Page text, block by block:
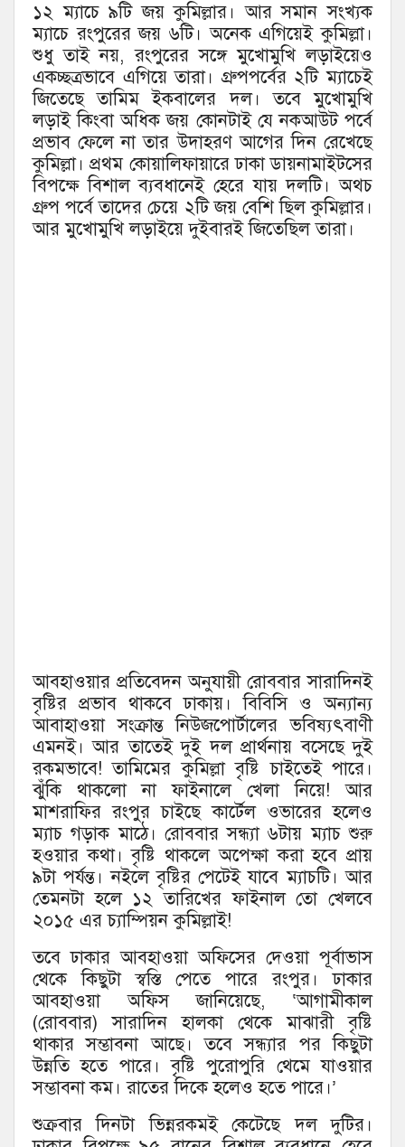
১২ ম্যাচে ৯টি জয় কুমিল্লার। আর সমান সংখ্যক
ম্যাচে রংপুরের জয় ৬টি। অনেক এগিয়েই কুমিল্লা।
শুধু তাই নয়, রংপুরের সঙ্গে মুখোমুখি লড়াইয়েও
একচ্ছত্রভাবে এগিয়ে তারা। গ্রুপপর্বের ২টি ম্যাচেই
জিতেছে তামিম ইকবালের দল। তবে মুখোমুখি
লড়াই কিংবা অধিক জয় কোনটাই যে নকআউট পর্বে
প্রভাব ফেলে না তার উদাহরণ আগের দিন রেখেছে
কুমিল্লা। প্রথম কোয়ালিফায়ারে ঢাকা ডায়নামাইটসের
বিপক্ষে বিশাল ব্যবধানেই হেরে যায় দলটি। অথচ
গ্রুপ পর্বে তাদের চেয়ে ২টি জয় বেশি ছিল কুমিল্লার।
আর মুখোমুখি লড়াইয়ে দুইবারই জিতেছিল তারা।
আবহাওয়ার প্রতিবেদন অনুযায়ী রোববার সারাদিনই
বৃষ্টির প্রভাব থাকবে ঢাকায়। বিবিসি ও অন্যান্য
আবাহাওয়া সংক্রান্ত নিউজপোর্টালের ভবিষ্যৎবাণী
এমনই। আর তাতেই দুই দল প্রার্থনায় বসেছে দুই
রকমভাবে! তামিমের কুমিল্লা বৃষ্টি চাইতেই পারে।
ঝুঁকি থাকলো না ফাইনালে খেলা নিয়ে! আর
মাশরাফির রংপুর চাইছে কার্টেল ওভারের হলেও
ম্যাচ গড়াক মাঠে। রোববার সন্ধ্যা ৬টায় ম্যাচ শুরু
হওয়ার কথা। বৃষ্টি থাকলে অপেক্ষা করা হবে প্রায়
৯টা পর্যন্ত। নইলে বৃষ্টির পেটেই যাবে ম্যাচটি। আর
তেমনটা হলে ১২ তারিখের ফাইনাল তো খেলবে
২০১৫ এর চ্যাম্পিয়ন কুমিল্লাই!
তবে ঢাকার আবহাওয়া অফিসের দেওয়া পূর্বাভাস
থেকে কিছুটা স্বস্তি পেতে পারে রংপুর। ঢাকার
আবহাওয়া অফিস জানিয়েছে, ‘আগামীকাল
(রোববার) সারাদিন হালকা থেকে মাঝারী বৃষ্টি
থাকার সম্ভাবনা আছে। তবে সন্ধ্যার পর কিছুটা
উন্নতি হতে পারে। বৃষ্টি পুরোপুরি থেমে যাওয়ার
সম্ভাবনা কম। রাতের দিকে হলেও হতে পারে।’
শুক্রবার দিনটা ভিন্নরকমই কেটেছে দল দুটির।